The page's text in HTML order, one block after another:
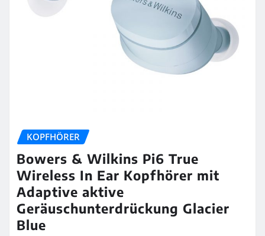
KOPFHÖRER
Bowers & Wilkins Pi6 True
Wireless In Ear Kopfhörer mit
Adaptive aktive
Geräuschunterdrückung Glacier
Blue